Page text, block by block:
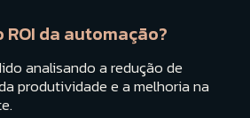
ROI da automação?
analisando a redução de
produtividade e a melhoria na